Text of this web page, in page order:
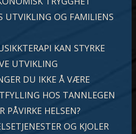
UTVIKLING OG FAMILIENS
KAN STYRKE
UTVIKLING
DU IKKE Å VÆRE
HOS TANNLEGEN
PÅVIRKE HELSEN?
OG KJOLER